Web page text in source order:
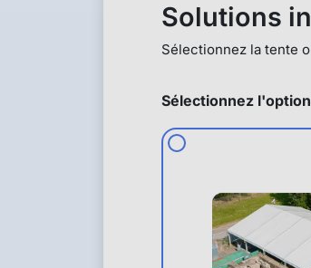
Solutions
Sélectionnez la tente
Sélectionnez